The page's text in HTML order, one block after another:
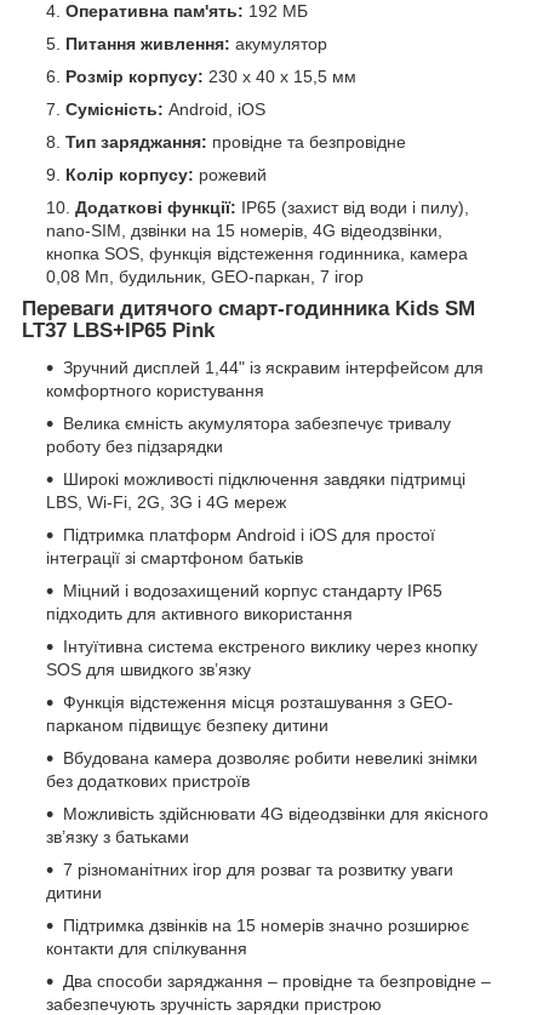
Оперативна пам'ять: 192 МБ
Питання живлення: акумулятор
Розмір корпусу: 230 х 40 х 15,5 мм
Сумісність: Android, iOS
Тип заряджання: провідне та безпровідне
Колір корпусу: рожевий
Додаткові функції: IP65 (захист від води і пилу),
nano-SIM, дзвінки на 15 номерів, 4G відеодзвінки,
кнопка SOS, функція відстеження годинника, камера
0,08 Мп, будильник, GEO-паркан, 7 ігор
Переваги дитячого смарт-годинника Kids SM
LT37 LBS+IP65 Pink
Зручний дисплей 1,44" із яскравим інтерфейсом для
комфортного користування
Велика ємність акумулятора забезпечує тривалу
роботу без підзарядки
Широкі можливості підключення завдяки підтримці
LBS, Wi-Fi, 2G, 3G і 4G мереж
Підтримка платформ Android і iOS для простої
інтеграції зі смартфоном батьків
Міцний і водозахищений корпус стандарту IP65
підходить для активного використання
Інтуїтивна система екстреного виклику через кнопку
SOS для швидкого зв’язку
Функція відстеження місця розташування з GEO-
парканом підвищує безпеку дитини
Вбудована камера дозволяє робити невеликі знімки
без додаткових пристроїв
Можливість здійснювати 4G відеодзвінки для якісного
зв’язку з батьками
7 різноманітних ігор для розваг та розвитку уваги
дитини
Підтримка дзвінків на 15 номерів значно розширює
контакти для спілкування
Два способи заряджання – провідне та безпровідне –
забезпечують зручність зарядки пристрою